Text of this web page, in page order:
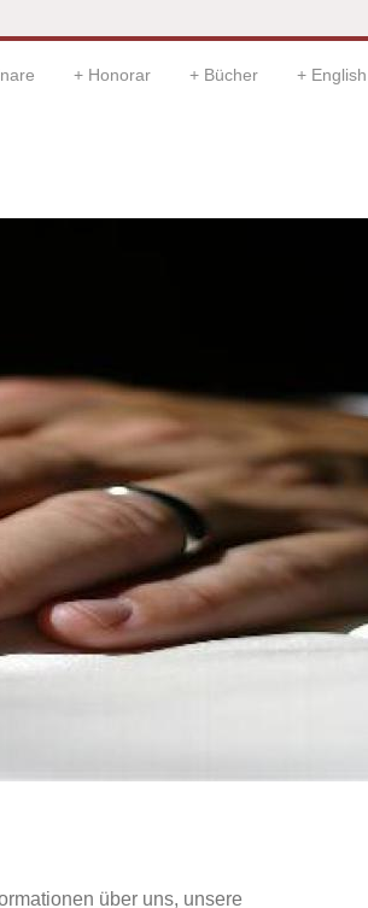
Honorar Bücher English
über uns, unsere